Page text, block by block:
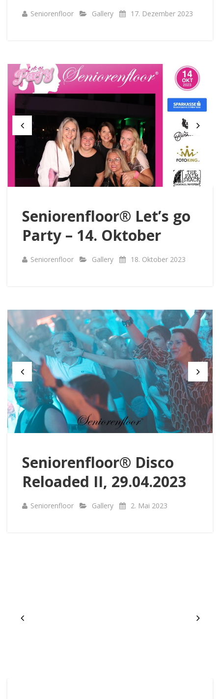
Seniorenfloor Gallery 17. Dezember 2023
Seniorenfloor® Let’s go
Party – 14. Oktober
Seniorenfloor Gallery 18. Oktober 2023
Seniorenfloor® Disco
Reloaded II, 29.04.2023
Seniorenfloor Gallery 2. Mai 2023